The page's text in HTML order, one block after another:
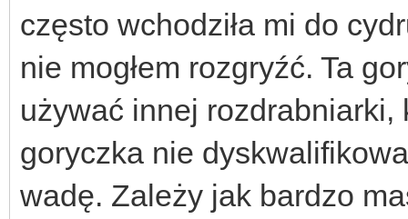
często wchodziła mi do
nie mogłem rozgryźć. Ta
używać innej rozdrabniarki,
goryczka nie
wadę. Zależy jak bardzo